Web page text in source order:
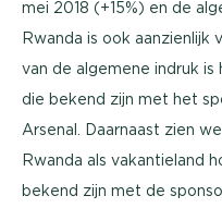
mei 2018 (+15%) en de
Rwanda is ook aanzienlijk
van de algemene indruk
die bekend zijn met het
Arsenal. Daarnaast zien
Rwanda als vakantieland
bekend zijn met de